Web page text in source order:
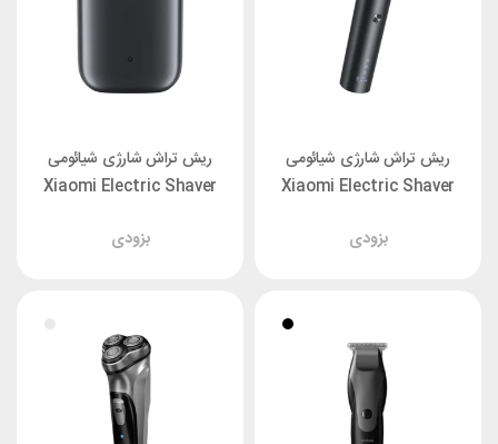
ریش تراش شارژی شیائومی
Xiaomi Electric Shaver
بزودی
ریش تراش شارژی شیائومی
Xiaomi Electric Shaver
بزودی